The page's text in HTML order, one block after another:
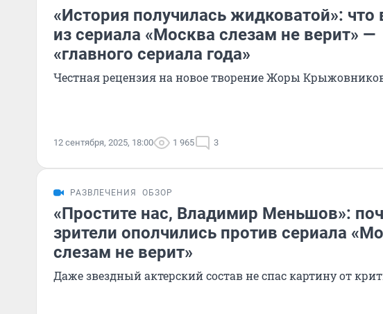
«История получилась жидковатой»:
из сериала «Москва слезам не верит» —
«главного сериала года»
Честная рецензия на новое творение Жоры
12 сентября, 2025, 18:00 1 965 3
РАЗВЛЕЧЕНИЯ ОБЗОР
«Простите нас, Владимир Меньшов»:
зрители ополчились против сериала
слезам не верит»
Даже звездный актерский состав не спас картину от